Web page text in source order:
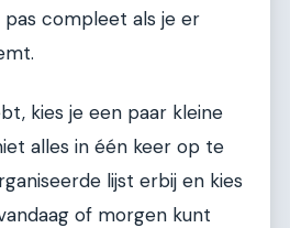
pas compleet als je er
kies je een paar kleine
alles in één keer op te
lijst erbij en kies
of morgen kunt